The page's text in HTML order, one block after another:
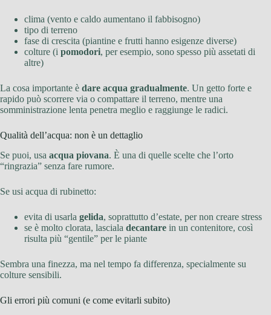
clima (vento e caldo aumentano il fabbisogno)
tipo di terreno
fase di crescita (piantine e frutti hanno esigenze diverse)
colture (i pomodori, per esempio, sono spesso più assetati di
altre)
La cosa importante è dare acqua gradualmente. Un getto forte e
rapido può scorrere via o compattare il terreno, mentre una
somministrazione lenta penetra meglio e raggiunge le radici.
Qualità dell’acqua: non è un dettaglio
Se puoi, usa acqua piovana. È una di quelle scelte che l’orto
“ringrazia” senza fare rumore.
Se usi acqua di rubinetto:
evita di usarla gelida, soprattutto d’estate, per non creare stress
se è molto clorata, lasciala decantare in un contenitore, così
risulta più “gentile” per le piante
Sembra una finezza, ma nel tempo fa differenza, specialmente su
colture sensibili.
Gli errori più comuni (e come evitarli subito)